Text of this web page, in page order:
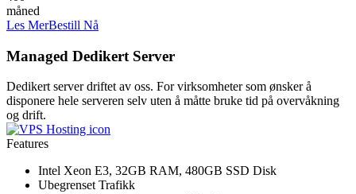
måned
Les MerBestill Nå
Managed Dedikert Server
Dedikert server driftet av oss. For virksomheter som ønsker å
disponere hele serveren selv uten å måtte bruke tid på overvåkning
og drift.
Features
Intel Xeon E3, 32GB RAM, 480GB SSD Disk
Ubegrenset Trafikk